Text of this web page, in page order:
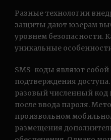
Разные технологии
защиты дают юзерам
уровнем безопасности.
уникальные
SMS-коды являют
подтверждения
разовый численный код
после ввода пароля.
произвольном
размещения